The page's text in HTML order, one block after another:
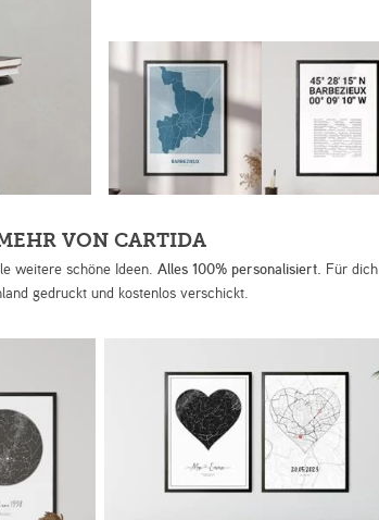
VON CARTIDA
weitere schöne Ideen. Alles 100% personalisiert. Für
gedruckt und kostenlos verschickt.